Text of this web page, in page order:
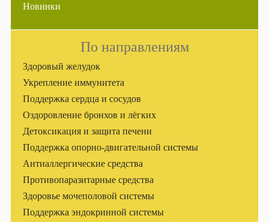
Новинки
По направлениям
Здоровый желудок
Укрепление иммунитета
Поддержка сердца и сосудов
Оздоровление бронхов и лёгких
Детоксикация и защита печени
Поддержка опорно-двигательной системы
Антиаллергические средства
Противопаразитарные средства
Здоровье мочеполовой системы
Поддержка эндокринной системы